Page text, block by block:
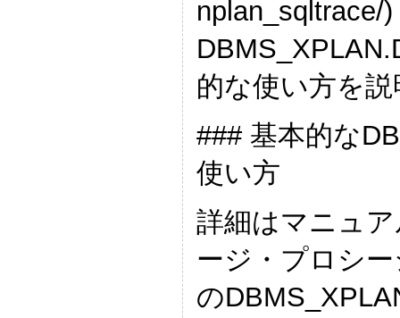
nplan_sqltrace/
的な使い方を
### 基本的な
使い方
詳細はマニュ
ージ・プロシ
の